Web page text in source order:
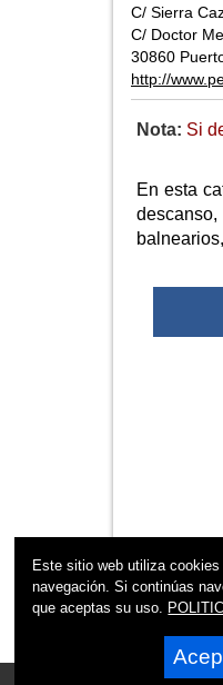
C/ Sierra
C/ Doctor
30860
http://
Nota: Si
En esta
Este sitio web utiliza
navegación. Si continúas
que aceptas su uso.